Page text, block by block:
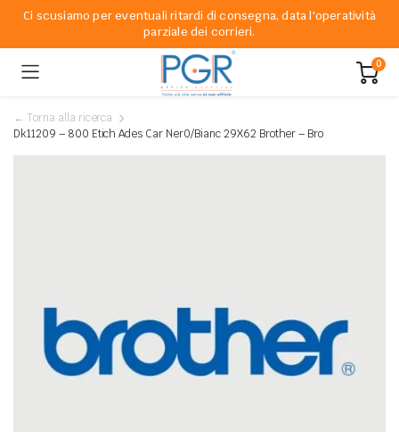
Ci scusiamo per eventuali ritardi di consegna, data l'operatività
parziale dei corrieri.
0
← Torna alla ricerca
Dk11209 – 800 Etich Ades Car Ner0/Bianc 29X62 Brother – Bro